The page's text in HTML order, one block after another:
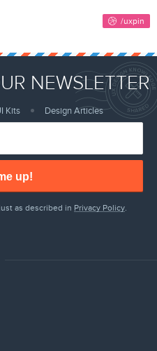
NEWSLETTER
Kits Design Articles
up!
as described in Privacy Policy.